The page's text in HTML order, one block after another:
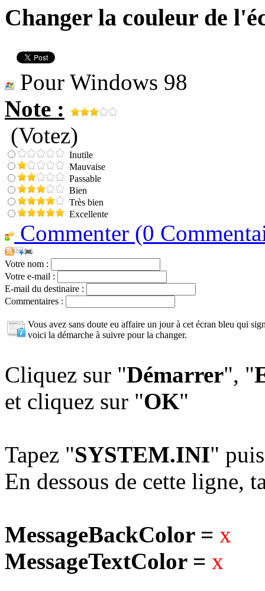
Changer la couleur de
Pour Windows 98
Note :
(Votez)
Inutile
Mauvaise
Passable
Bien
Très bien
Excellente
Commenter (0
Votre nom :
Votre e-mail :
E-mail du destinaire :
Commentaires :
Vous avez sans doute eu affaire un jour à cet écran bleu qui
voici la démarche à suivre pour la changer.
Cliquez sur "Démarrer", "
et cliquez sur "OK"
Tapez "SYSTEM.INI"
En dessous de cette ligne,
MessageBackColor =
MessageTextColor =